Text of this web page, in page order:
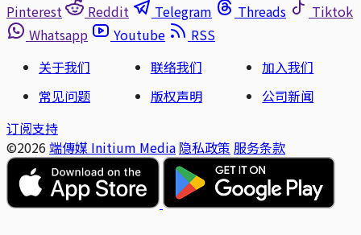
Pinterest
Reddit Telegram Threads
Tiktok
Whatsapp
Youtube
RSS
关于我们
联络我们
加入我们
常见问题
版权声明
公司新闻
订阅支持
©2026 端傳媒 Initium Media 隐私政策 服务条款